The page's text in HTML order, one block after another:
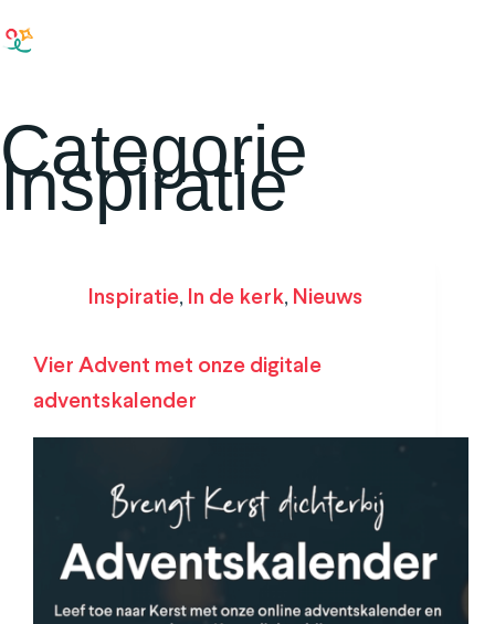
Categorie
Inspiratie
Inspiratie, In de kerk, Nieuws
Vier Advent met onze digitale
adventskalender